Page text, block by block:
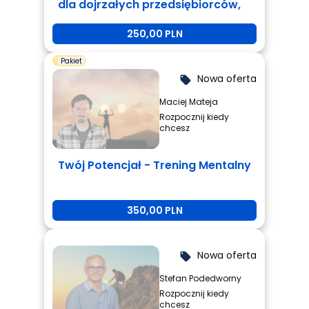
dla dojrzałych przedsiębiorców,
którzy są zmęczeni i potrzebują
250,00 PLN
Pakiet
local_offer Nowa oferta
Maciej Mateja
Rozpocznij kiedy
chcesz
Twój Potencjał - Trening Mentalny
350,00 PLN
local_offer Nowa oferta
Stefan Podedworny
Rozpocznij kiedy
chcesz